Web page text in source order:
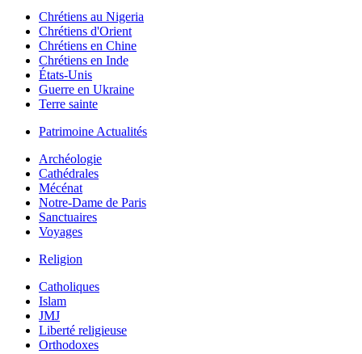
Chrétiens au Nigeria
Chrétiens d'Orient
Chrétiens en Chine
Chrétiens en Inde
États-Unis
Guerre en Ukraine
Terre sainte
Patrimoine Actualités
Archéologie
Cathédrales
Mécénat
Notre-Dame de Paris
Sanctuaires
Voyages
Religion
Catholiques
Islam
JMJ
Liberté religieuse
Orthodoxes